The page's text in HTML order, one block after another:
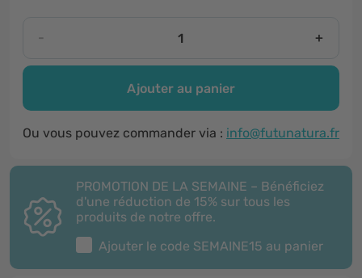
- +
Ajouter au panier
Ou vous pouvez commander via : info@futunatura.fr
PROMOTION DE LA SEMAINE – Bénéficiez
d'une réduction de 15% sur tous les
produits de notre offre.
Ajouter le code SEMAINE15 au panier